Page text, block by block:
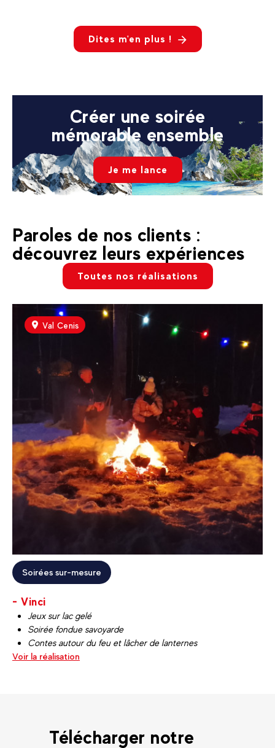
Dites m'en plus !
Créer une soirée
mémorable ensemble
Je me lance
Paroles de nos clients :
découvrez leurs expériences
Toutes nos réalisations
Val Cenis
Soirées sur-mesure
- Vinci
Jeux sur lac gelé
Soirée fondue savoyarde
Contes autour du feu et lâcher de lanternes
Voir la réalisation
Télécharger notre